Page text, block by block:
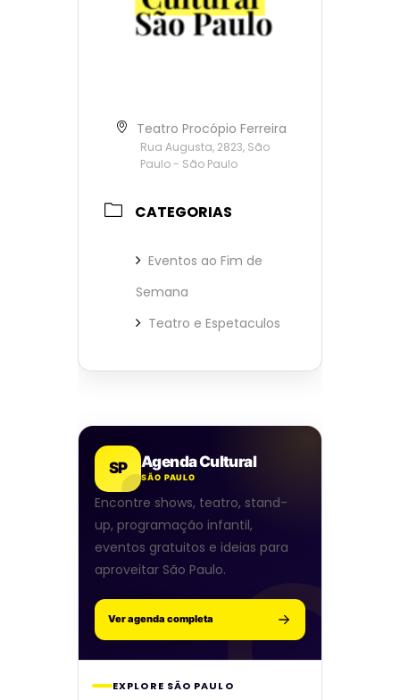
Teatro Procópio Ferreira
Rua Augusta, 2823, São
Paulo - São Paulo
CATEGORIAS
Eventos ao Fim de
Semana
Teatro e Espetaculos
SP Agenda Cultural
SÃO PAULO
Encontre shows, teatro, stand-
up, programação infantil,
eventos gratuitos e ideias para
aproveitar São Paulo.
Ver agenda completa
EXPLORE SÃO PAULO